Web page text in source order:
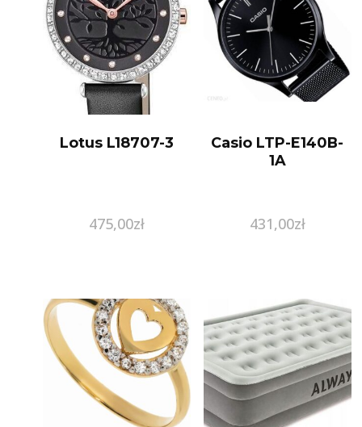
Lotus L18707-3
475,00zł
Casio LTP-E140B-
1A
431,00zł